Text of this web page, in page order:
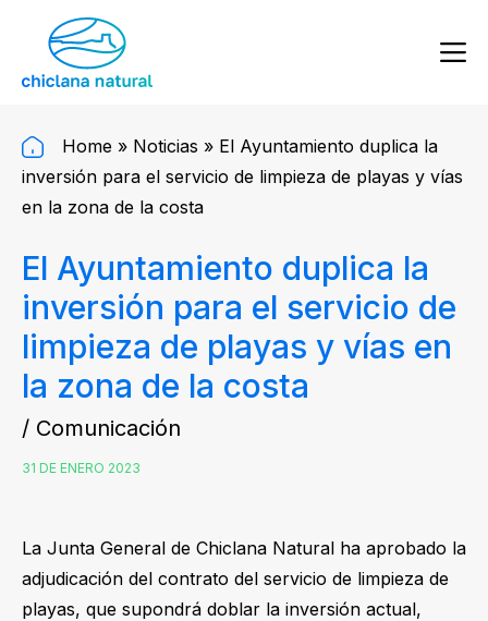
Home » Noticias » El Ayuntamiento duplica la
inversión para el servicio de limpieza de playas y vías
en la zona de la costa
El Ayuntamiento duplica la
inversión para el servicio de
limpieza de playas y vías en
la zona de la costa
/ Comunicación
31 DE ENERO 2023
La Junta General de Chiclana Natural ha aprobado la
adjudicación del contrato del servicio de limpieza de
playas, que supondrá doblar la inversión actual,